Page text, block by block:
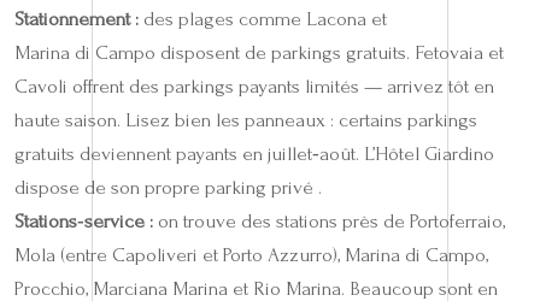
Stationnement : des plages comme Lacona et
Marina di Campo disposent de parkings gratuits. Fetovaia et
Cavoli offrent des parkings payants limités — arrivez tôt en
haute saison. Lisez bien les panneaux : certains parkings
gratuits deviennent payants en juillet‑août. L’Hôtel Giardino
dispose de son propre parking privé .
Stations‑service : on trouve des stations près de Portoferraio,
Mola (entre Capoliveri et Porto Azzurro), Marina di Campo,
Procchio, Marciana Marina et Rio Marina. Beaucoup sont en